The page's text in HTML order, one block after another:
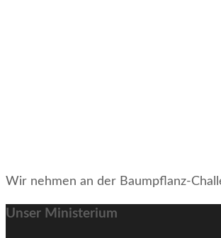
Wir nehmen an der Baumpflanz-
Unser Ministerium